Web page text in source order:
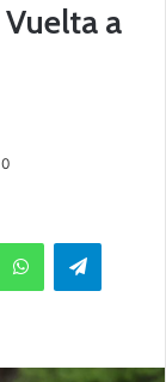
Vuelta a
0